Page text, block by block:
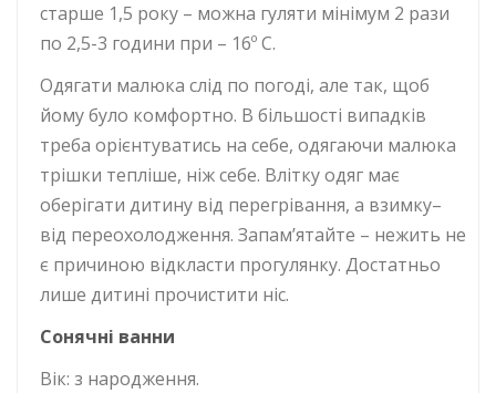
старше 1,5 року – можна гуляти мінімум 2 рази
по 2,5-3 години при – 16º С.
Одягати малюка слід по погоді, але так, щоб
йому було комфортно. В більшості випадків
треба орієнтуватись на себе, одягаючи малюка
трішки тепліше, ніж себе. Влітку одяг має
оберігати дитину від перегрівання, а взимку–
від переохолодження. Запам’ятайте – нежить не
є причиною відкласти прогулянку. Достатньо
лише дитині прочистити ніс.
Сонячні ванни
Вік: з народження.